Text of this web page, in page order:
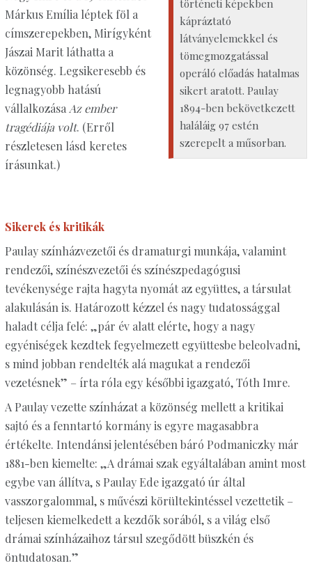
történeti képekben
kápráztató
látványelemekkel és
tömegmozgatással
operáló előadás hatalmas
sikert aratott. Paulay
1894-ben bekövetkezett
haláláig 97 estén
szerepelt a műsorban.
Márkus Emília léptek föl a
címszerepekben, Mirígyként
Jászai Marit láthatta a
közönség. Legsikeresebb és
legnagyobb hatású
vállalkozása Az ember
tragédiája volt. (Erről
részletesen lásd keretes
írásunkat.)
Sikerek és kritikák
Paulay színházvezetői és dramaturgi munkája, valamint
rendezői, színészvezetői és színészpedagógusi
tevékenysége rajta hagyta nyomát az együttes, a társulat
alakulásán is. Határozott kézzel és nagy tudatossággal
haladt célja felé: „pár év alatt elérte, hogy a nagy
egyéniségek kezdtek fegyelmezett együttesbe beleolvadni,
s mind jobban rendelték alá magukat a rendezői
vezetésnek” – írta róla egy későbbi igazgató, Tóth Imre.
A Paulay vezette színházat a közönség mellett a kritikai
sajtó és a fenntartó kormány is egyre magasabbra
értékelte. Intendánsi jelentésében báró Podmaniczky már
1881-ben kiemelte: „A drámai szak egyáltalában amint most
egybe van állítva, s Paulay Ede igazgató úr által
vasszorgalommal, s művészi körültekintéssel vezettetik –
teljesen kiemelkedett a kezdők sorából, s a világ első
drámai színházaihoz társul szegődött büszkén és
öntudatosan.”